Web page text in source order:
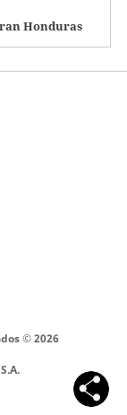
Honduras
©2026